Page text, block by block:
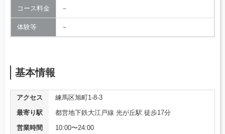
コース料金 －
体験等 －
基本情報
アクセス
練馬区旭町1-8-3
最寄り駅
都営地下鉄大江戸線 光が丘駅 徒歩17分
営業時間
10:00〜24:00